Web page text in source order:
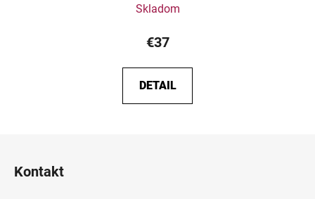
Skladom
€37
DETAIL
Kontakt